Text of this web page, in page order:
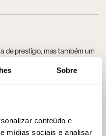
Sobre
conteúdo e
mídias sociais e analisar
de prestígio, mas também um
Budapeste.
exclusivos em ouro criados